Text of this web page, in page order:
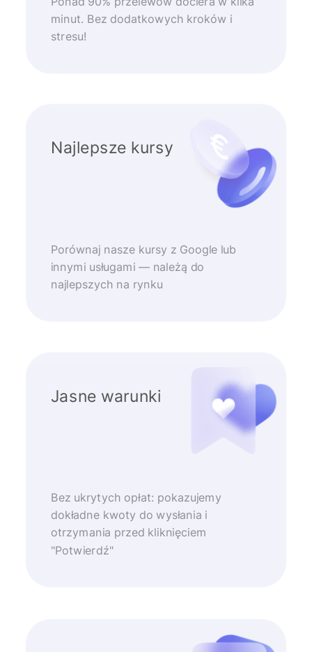
minut. Bez dodatkowych kroków i
stresu!
Najlepsze kursy
Porównaj nasze kursy z Google lub
innymi usługami — należą do
najlepszych na rynku
Jasne warunki
Bez ukrytych opłat: pokazujemy
dokładne kwoty do wysłania i
otrzymania przed kliknięciem
"Potwierdź"